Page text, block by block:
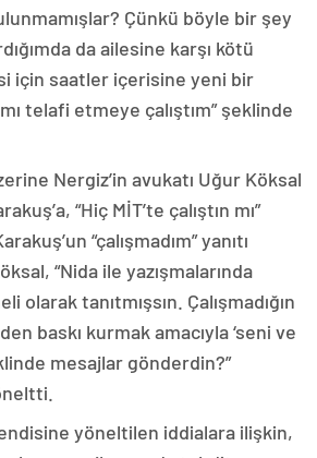
Çünkü böyle bir şey
da ailesine karşı kötü
için saatler içerisine yeni bir
telafi etmeye çalıştım” şeklinde
Nergiz’in avukatı Uğur Köksal
“Hiç MİT’te çalıştın mı”
“çalışmadım” yanıtı
“Nida ile yazışmalarında
olarak tanıtmışsın. Çalışmadığın
baskı kurmak amacıyla ‘seni ve
mesajlar gönderdin?”
yöneltilen iddialara ilişkin,